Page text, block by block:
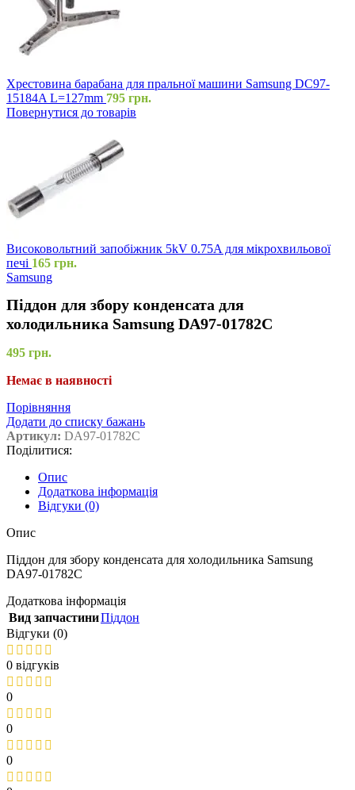
Хрестовина барабана для пральної машини Samsung DC97-
15184A L=127mm 795 грн.
Повернутися до товарів
Високовольтний запобіжник 5kV 0.75A для мікрохвильової
печі 165 грн.
Samsung
Піддон для збору конденсата для
холодильника Samsung DA97-01782C
495 грн.
Немає в наявності
Порівняння
Додати до списку бажань
Артикул: DA97-01782C
Поділитися:
Опис
Додаткова інформація
Відгуки (0)
Опис
Піддон для збору конденсата для холодильника Samsung
DA97-01782C
Додаткова інформація
Вид запчастиниПіддон
Відгуки (0)
0 відгуків
0
0
0